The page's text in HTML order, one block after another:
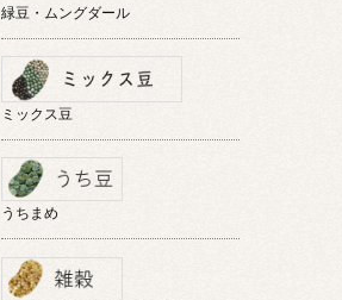
緑豆・ムングダール
ミックス豆
うちまめ